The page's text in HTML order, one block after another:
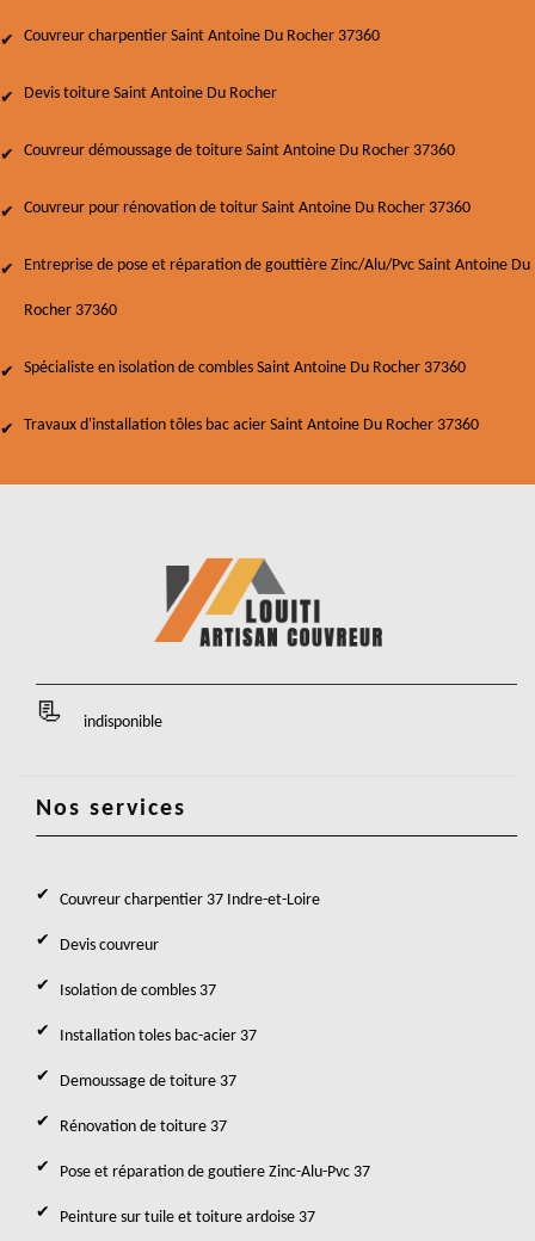
Couvreur charpentier Saint Antoine Du Rocher 37360
Devis toiture Saint Antoine Du Rocher
Couvreur démoussage de toiture Saint Antoine Du Rocher 37360
Couvreur pour rénovation de toitur Saint Antoine Du Rocher 37360
Entreprise de pose et réparation de gouttière Zinc/Alu/Pvc Saint Antoine Du
Rocher 37360
Spécialiste en isolation de combles Saint Antoine Du Rocher 37360
Travaux d'installation tôles bac acier Saint Antoine Du Rocher 37360
indisponible
Nos services
Couvreur charpentier 37 Indre-et-Loire
Devis couvreur
Isolation de combles 37
Installation toles bac-acier 37
Demoussage de toiture 37
Rénovation de toiture 37
Pose et réparation de goutiere Zinc-Alu-Pvc 37
Peinture sur tuile et toiture ardoise 37